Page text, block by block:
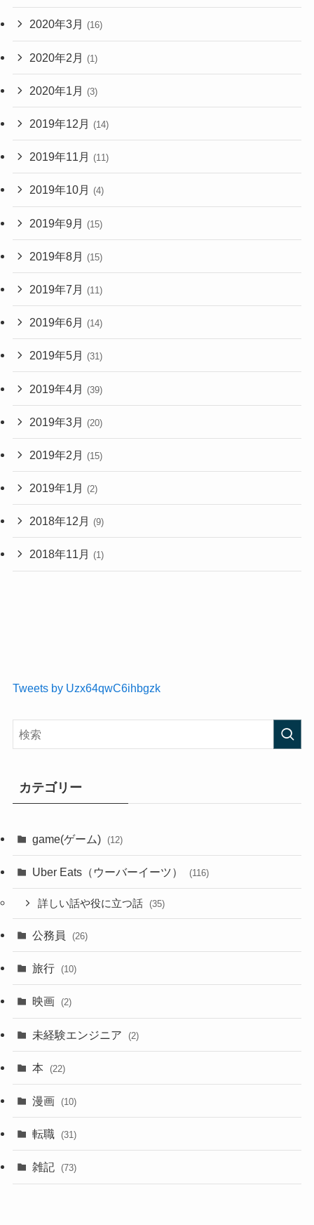
2020年3月 (16)
2020年2月 (1)
2020年1月 (3)
2019年12月 (14)
2019年11月 (11)
2019年10月 (4)
2019年9月 (15)
2019年8月 (15)
2019年7月 (11)
2019年6月 (14)
2019年5月 (31)
2019年4月 (39)
2019年3月 (20)
2019年2月 (15)
2019年1月 (2)
2018年12月 (9)
2018年11月 (1)
Tweets by Uzx64qwC6ihbgzk
カテゴリー
game(ゲーム) (12)
Uber Eats（ウーバーイーツ） (116)
詳しい話や役に立つ話 (35)
公務員 (26)
旅行 (10)
映画 (2)
未経験エンジニア (2)
本 (22)
漫画 (10)
転職 (31)
雑記 (73)